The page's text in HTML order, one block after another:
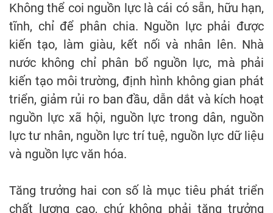
Không thể coi nguồn lực là cái có sẵn, hữu hạn,
tĩnh, chỉ để phân chia. Nguồn lực phải được
kiến tạo, làm giàu, kết nối và nhân lên. Nhà
nước không chỉ phân bổ nguồn lực, mà phải
kiến tạo môi trường, định hình không gian phát
triển, giảm rủi ro ban đầu, dẫn dắt và kích hoạt
nguồn lực xã hội, nguồn lực trong dân, nguồn
lực tư nhân, nguồn lực trí tuệ, nguồn lực dữ liệu
và nguồn lực văn hóa.
Tăng trưởng hai con số là mục tiêu phát triển
chất lượng cao, chứ không phải tăng trưởng